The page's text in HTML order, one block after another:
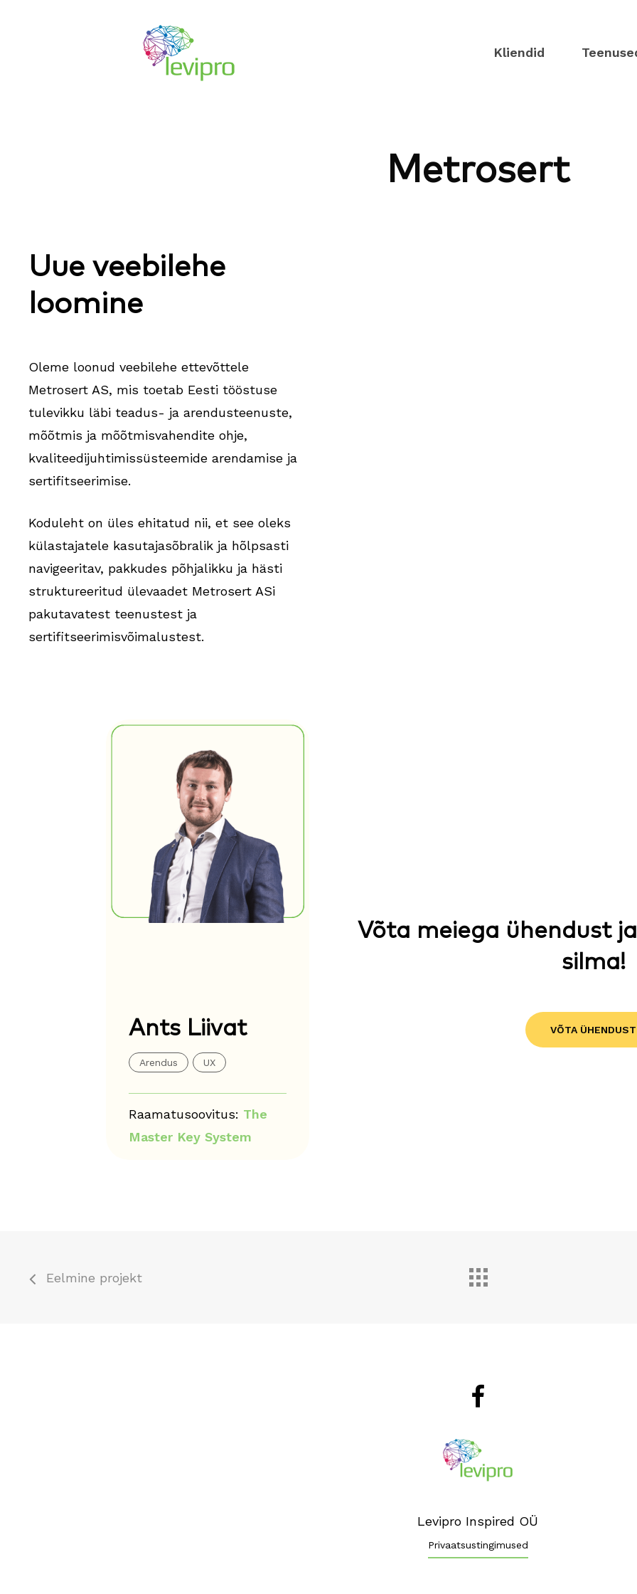
Kliendid
Metrosert
Uue veebilehe
loomine
Oleme loonud veebilehe ettevõttele
Metrosert AS, mis toetab Eesti tööstuse
tulevikku läbi teadus- ja arendusteenuste,
mõõtmis ja mõõtmisvahendite ohje,
kvaliteedijuhtimissüsteemide arendamise ja
sertifitseerimise.
Koduleht on üles ehitatud nii, et see oleks
külastajatele kasutajasõbralik ja hõlpsasti
navigeeritav, pakkudes põhjalikku ja hästi
struktureeritud ülevaadet Metrosert ASi
pakutavatest teenustest ja
sertifitseerimisvõimalustest.
Ants Liivat
Arendus UX
Raamatusoovitus: The
Master Key System
Võta meiega ühendust
silma!
VÕTA ÜHENDUST
Eelmine projekt
Levipro Inspired OÜ
Privaatsustingimused